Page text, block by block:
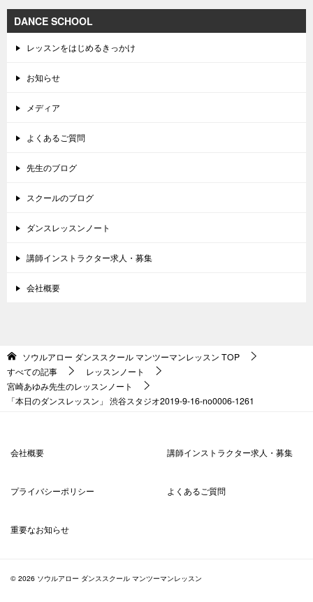
DANCE SCHOOL
レッスンをはじめるきっかけ
お知らせ
メディア
よくあるご質問
先生のブログ
スクールのブログ
ダンスレッスンノート
講師インストラクター求人・募集
会社概要
ソウルアロー ダンススクール マンツーマンレッスン TOP
すべての記事
レッスンノート
宮崎あゆみ先生のレッスンノート
「本日のダンスレッスン」 渋谷スタジオ2019-9-16-no0006-1261
会社概要 講師インストラクター求人・募集
プライバシーポリシー よくあるご質問
重要なお知らせ
© 2026 ソウルアロー ダンススクール マンツーマンレッスン